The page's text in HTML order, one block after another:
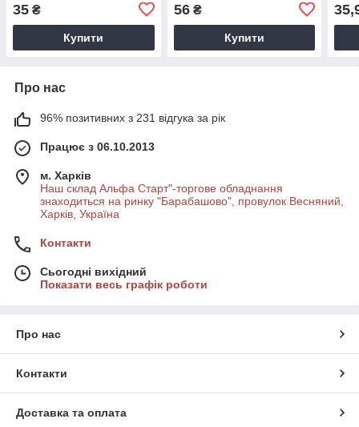
35 ₴
Купити
56₴
Купити
Про нас
96% позитивних з 231 відгука за рік
Працює з 06.10.2013
м. Харків
Наш склад Альфа Старт"-торгове обладнання
знаходиться на ринку "Барабашово", провулок Весняний,
Харків, Україна
Контакти
Сьогодні вихідний
Показати весь графік роботи
Про нас
Контакти
Доставка та оплата